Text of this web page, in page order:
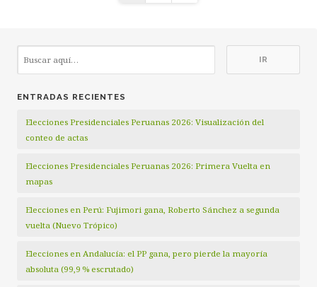
ENTRADAS RECIENTES
Elecciones Presidenciales Peruanas 2026: Visualización del
conteo de actas
Elecciones Presidenciales Peruanas 2026: Primera Vuelta en
mapas
Elecciones en Perú: Fujimori gana, Roberto Sánchez a segunda
vuelta (Nuevo Trópico)
Elecciones en Andalucía: el PP gana, pero pierde la mayoría
absoluta (99,9 % escrutado)